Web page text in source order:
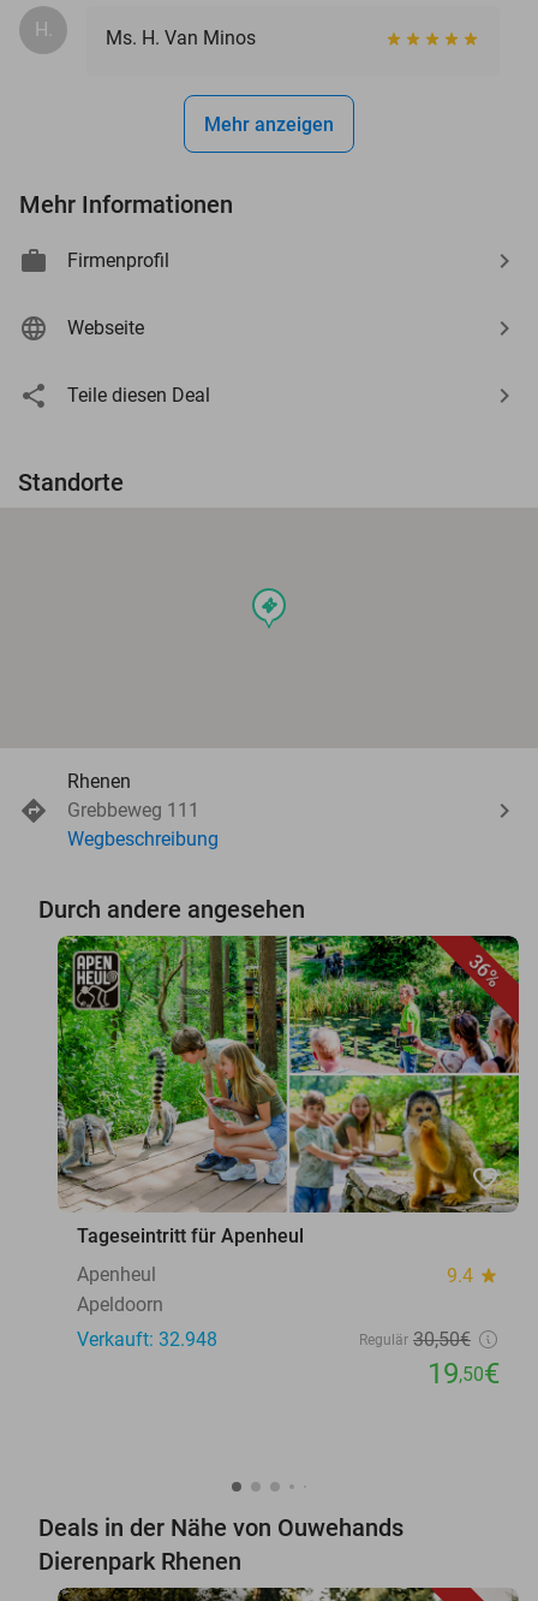
H. Ms. H. Van Minos
Mehr anzeigen
Mehr Informationen
Firmenprofil
Webseite
Teile diesen Deal
Standorte
events
Rhenen
Grebbeweg 111
Wegbeschreibung
Durch andere angesehen
36%
favorite_border
Tageseintritt für Apenheul
Apenheul
9.4 star
Apeldoorn
Verkauft: 32.948
Regulär 30,50€
19,50€
Deals in der Nähe von Ouwehands
Dierenpark Rhenen